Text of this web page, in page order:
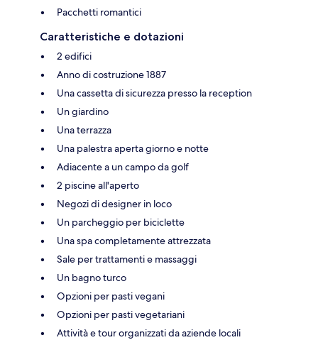
Pacchetti romantici
Caratteristiche e dotazioni
2 edifici
Anno di costruzione 1887
Una cassetta di sicurezza presso la reception
Un giardino
Una terrazza
Una palestra aperta giorno e notte
Adiacente a un campo da golf
2 piscine all'aperto
Negozi di designer in loco
Un parcheggio per biciclette
Una spa completamente attrezzata
Sale per trattamenti e massaggi
Un bagno turco
Opzioni per pasti vegani
Opzioni per pasti vegetariani
Attività e tour organizzati da aziende locali